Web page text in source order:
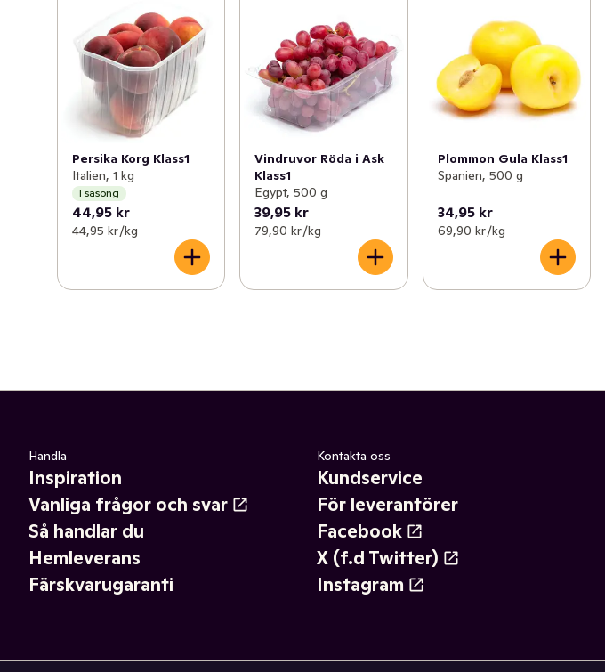
Persika Korg Klass1
Italien, 1 kg
I säsong
44,95 kr
44,95 kr /kg
Vindruvor Röda i Ask
Klass1
Egypt, 500 g
39,95 kr
79,90 kr /kg
Plommon Gula Klass1
Spanien, 500 g
34,95 kr
69,90 kr /kg
Handla
Inspiration
Vanliga frågor och svar
Så handlar du
Hemleverans
Färskvarugaranti
Kontakta oss
Kundservice
För leverantörer
Facebook
X (f.d Twitter)
Instagram